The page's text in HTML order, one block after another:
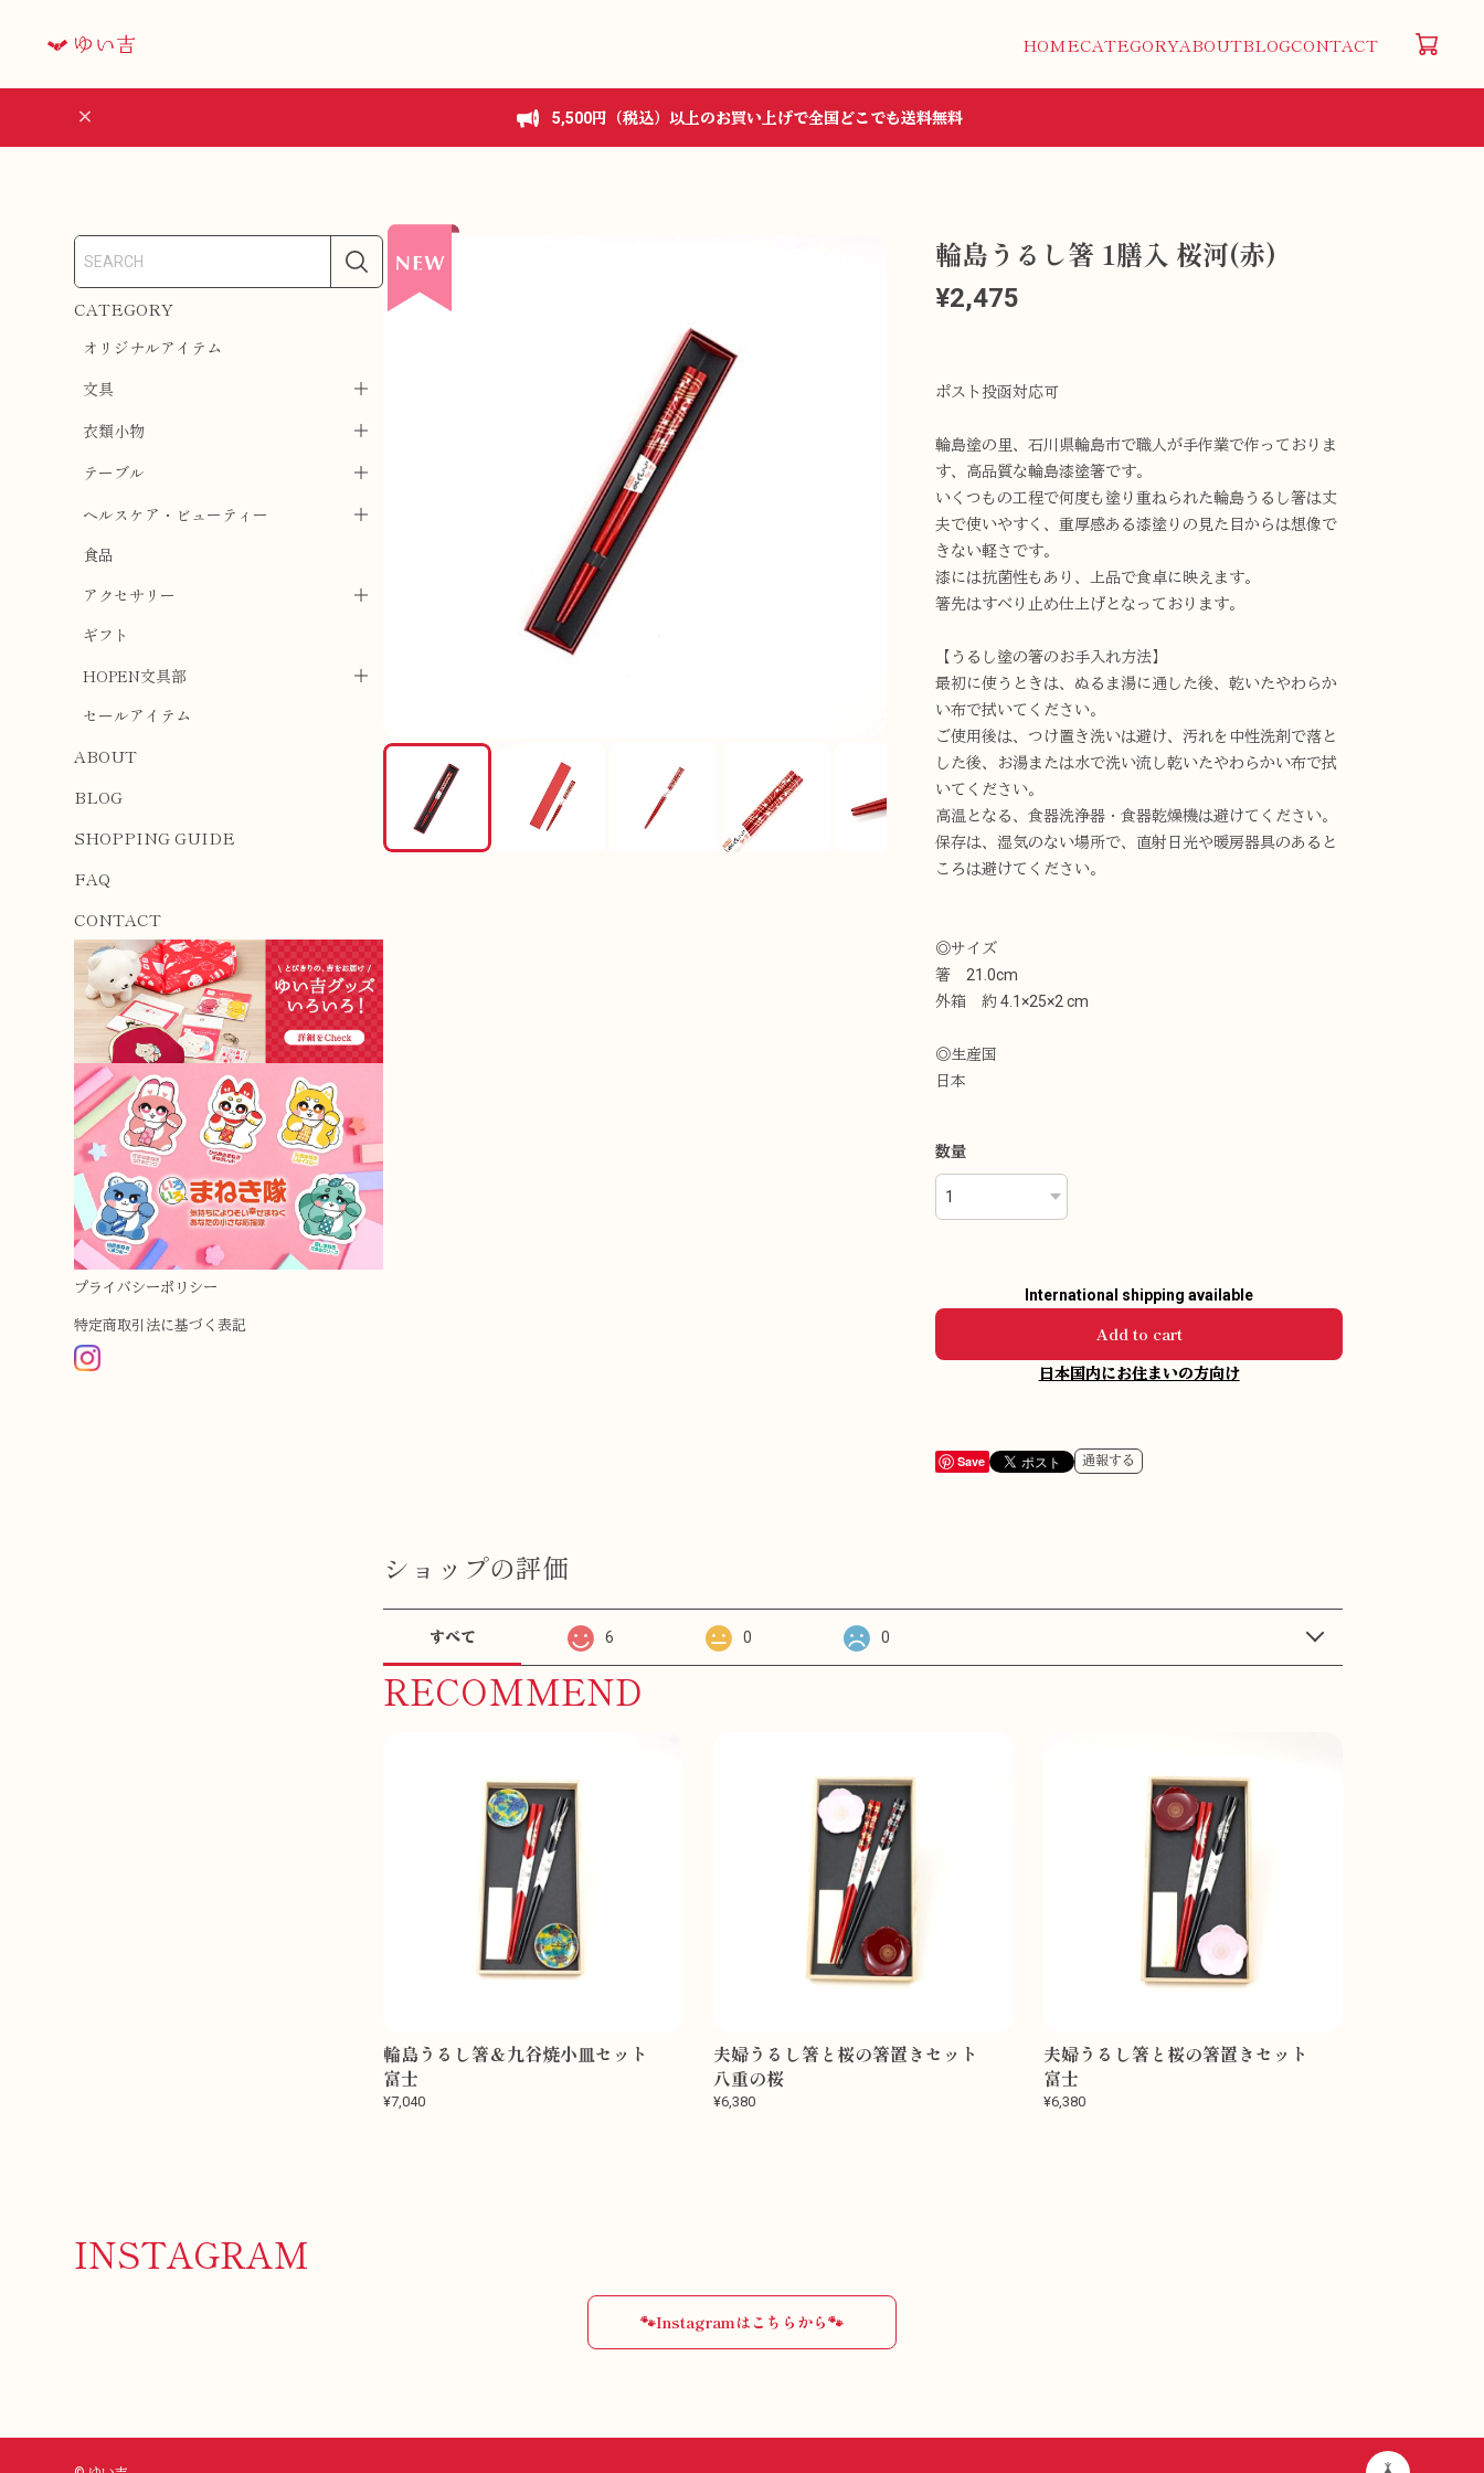
HOMECATEGORYABOUTBLOGCONTACT
5,500円（税込）以上のお買い上げで全国どこでも送料無料
CATEGORY
オリジナルアイテム
文具
衣類小物
テーブル
ヘルスケア・ビューティー
食品
アクセサリー
ギフト
HOPEN文具部
セールアイテム
ABOUT
BLOG
SHOPPING GUIDE
FAQ
CONTACT
プライバシーポリシー
特定商取引法に基づく表記
輪島うるし箸 1膳入 桜河(赤)
¥2,475
ポスト投函対応可
輪島塗の里、石川県輪島市で職人が手作業で作っておりま
す、高品質な輪島漆塗箸です。
いくつもの工程で何度も塗り重ねられた輪島うるし箸は丈
夫で使いやすく、重厚感ある漆塗りの見た目からは想像で
きない軽さです。
漆には抗菌性もあり、上品で食卓に映えます。
箸先はすべり止め仕上げとなっております。
【うるし塗の箸のお手入れ方法】
最初に使うときは、ぬるま湯に通した後、乾いたやわらか
い布で拭いてください。
ご使用後は、つけ置き洗いは避け、汚れを中性洗剤で落と
した後、お湯または水で洗い流し乾いたやわらかい布で拭
いてください。
高温となる、食器洗浄器・食器乾燥機は避けてください。
保存は、湿気のない場所で、直射日光や暖房器具のあると
ころは避けてください。
◎サイズ
箸 21.0cm
外箱 約 4.1×25×2 cm
◎生産国
日本
数量
International shipping available
Add to cart
日本国内にお住まいの方向け
Save 通報する
ショップの評価
すべて 6 0 0
RECOMMEND
輪島うるし箸＆九谷焼小皿セット
富士
¥7,040
夫婦うるし箸と桜の箸置きセット
八重の桜
¥6,380
夫婦うるし箸と桜の箸置きセット
富士
¥6,380
INSTAGRAM
🐾Instagramはこちらから🐾